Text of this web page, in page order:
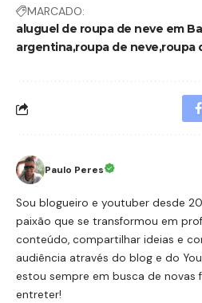
MARCADO:
aluguel de roupa de neve em
argentinaroupa de neve roupa
Paulo Peres
Sou blogueiro e youtuber desde
paixão que se transformou em
conteúdo, compartilhar ideias e
audiência através do blog e do
estou sempre em busca de novas
entreter!